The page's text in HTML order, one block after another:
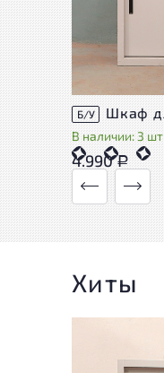
Б/У
В наличии: 3 шт
4.990Р
Хиты